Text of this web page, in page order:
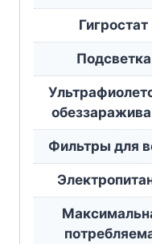
Гигростат
Подсветка
Фильтры для